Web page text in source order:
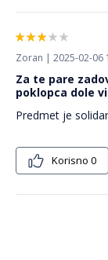
Zoran | 2025-02-06
Za te pare
poklopca dole
Predmet je
Korisno 0